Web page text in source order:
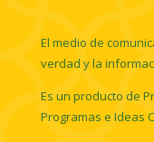
El medio de
verdad y la
Es un producto de
Programas e Ideas